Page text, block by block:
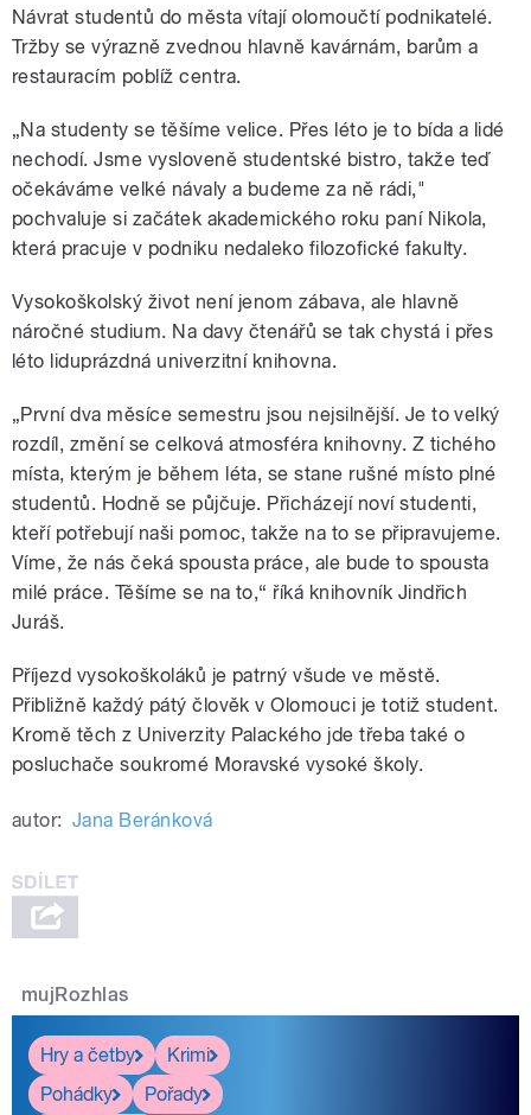
pause
Návrat studentů do města vítají olomoučtí podnikatelé.
Tržby se výrazně zvednou hlavně kavárnám, barům a
restauracím poblíž centra.
„Na studenty se těšíme velice. Přes léto je to bída a lidé
nechodí. Jsme vysloveně studentské bistro, takže teď
očekáváme velké návaly a budeme za ně rádi,"
pochvaluje si začátek akademického roku paní Nikola,
která pracuje v podniku nedaleko filozofické fakulty.
Vysokoškolský život není jenom zábava, ale hlavně
náročné studium. Na davy čtenářů se tak chystá i přes
léto liduprázdná univerzitní knihovna.
„První dva měsíce semestru jsou nejsilnější. Je to velký
rozdíl, změní se celková atmosféra knihovny. Z tichého
místa, kterým je během léta, se stane rušné místo plné
studentů. Hodně se půjčuje. Přicházejí noví studenti,
kteří potřebují naši pomoc, takže na to se připravujeme.
Víme, že nás čeká spousta práce, ale bude to spousta
milé práce. Těšíme se na to,“ říká knihovník Jindřich
Juráš.
Příjezd vysokoškoláků je patrný všude ve městě.
Přibližně každý pátý člověk v Olomouci je totiž student.
Kromě těch z Univerzity Palackého jde třeba také o
posluchače soukromé Moravské vysoké školy.
autor: Jana Beránková
mujRozhlas
Hry a četby
Krimi
Pohádky
Pořady